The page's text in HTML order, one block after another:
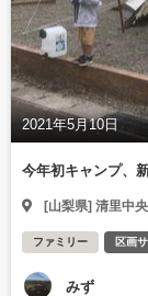
2021年5月10日
今年初キャンプ、
[山梨県] 清里中
ファミリー 区画
みず